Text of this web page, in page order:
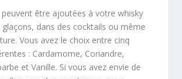
peuvent être ajoutées à votre whisky
glaçons, dans des cocktails ou même
Vous avez le choix entre cinq
: Cardamome, Coriandre,
et Vanille. Si vous avez envie de